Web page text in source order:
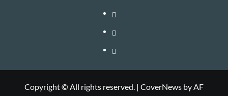
อัพเกรด
สู่
ระบบ
วิธี
ใช้
งาน
วิธี
สมัคร
ติดต่อ
BANNER
Copyright © All rights reserved. | CoverNews by AF